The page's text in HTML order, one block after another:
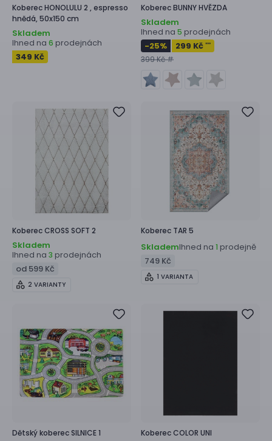
KoberecHONOLULU 2 , espresso
hnědá, 50x150 cm
Skladem
Ihned na 6 prodejnách
349 Kč
KoberecBUNNY HVĚZDA
Skladem
Ihned na 5 prodejnách
-25% 299 Kč ***
399 Kč #
KoberecCROSS SOFT 2
Skladem
Ihned na 3 prodejnách
od 599 Kč
2 VARIANTY
Koberec TAR 5
SklademIhned na 1 prodejně
749 Kč
1 VARIANTA
Dětský koberecSILNICE 1 KoberecCOLOR UNI